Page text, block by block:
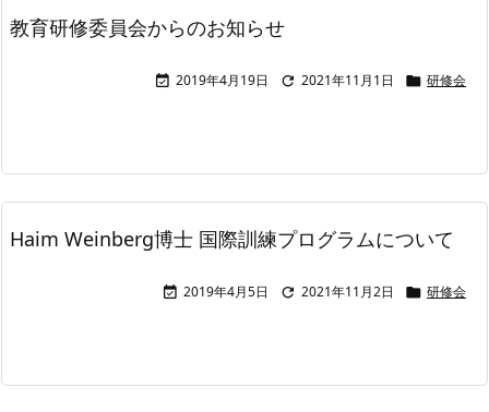
教育研修委員会からのお知らせ
 2019年4月19日  2021年11月1日  研修会
Haim Weinberg博士 国際訓練プログラムについて
 2019年4月5日  2021年11月2日  研修会